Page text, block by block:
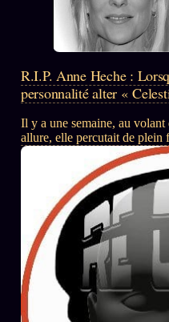
R.I.P. Anne Heche :
personnalité alter «
Il y a une semaine, au
allure, elle percutait de plein
ont révélées qu’elle avait
fentanyl. Paix à son âme
✟ https://fr.wikipedia.org/